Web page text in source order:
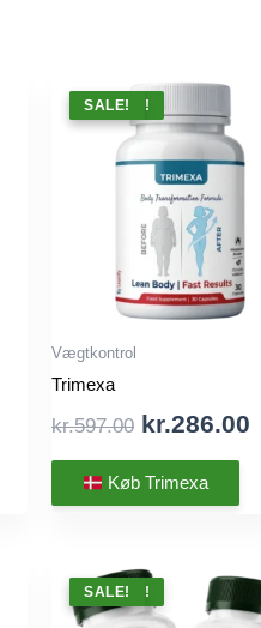
TILBUD !
SALE!
Vægtkontrol
Trimexa
kr.597.00 Original
price
was:
kr.286.00
Køb Trimexa
TILBUD !
SALE!